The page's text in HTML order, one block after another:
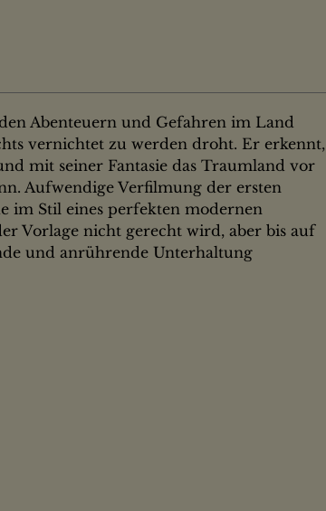
Abenteuern und Gefahren im Land
vernichtet zu werden droht. Er erkennt,
mit seiner Fantasie das Traumland vor
Aufwendige Verfilmung der ersten
im Stil eines perfekten modernen
Vorlage nicht gerecht wird, aber bis auf
und anrührende Unterhaltung